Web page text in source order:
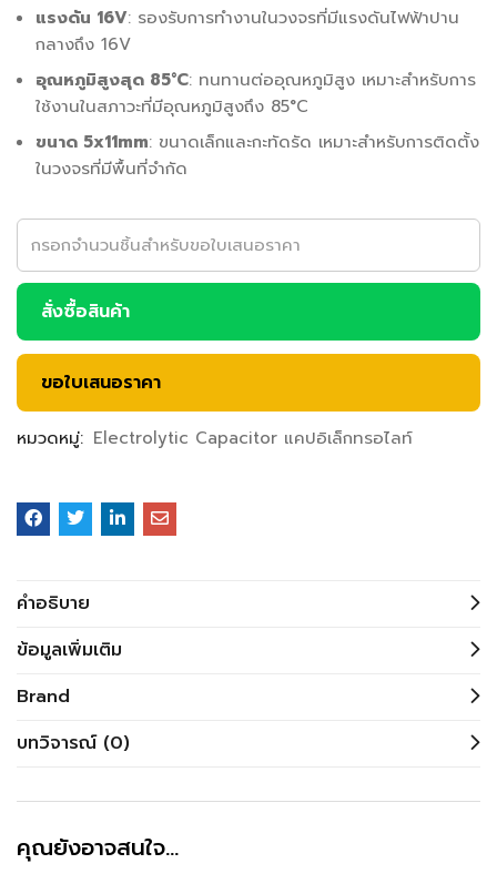
แรงดัน 16V: รองรับการทำงานในวงจรที่มีแรงดันไฟฟ้าปาน
กลางถึง 16V
อุณหภูมิสูงสุด 85°C: ทนทานต่ออุณหภูมิสูง เหมาะสำหรับการ
ใช้งานในสภาวะที่มีอุณหภูมิสูงถึง 85°C
ขนาด 5x11mm: ขนาดเล็กและกะทัดรัด เหมาะสำหรับการติดตั้ง
ในวงจรที่มีพื้นที่จำกัด
สั่งซื้อสินค้า
ขอใบเสนอราคา
หมวดหมู่: Electrolytic Capacitor แคปอิเล็กทรอไลท์
คำอธิบาย
ข้อมูลเพิ่มเติม
Brand
บทวิจารณ์ (0)
คุณยังอาจสนใจ…